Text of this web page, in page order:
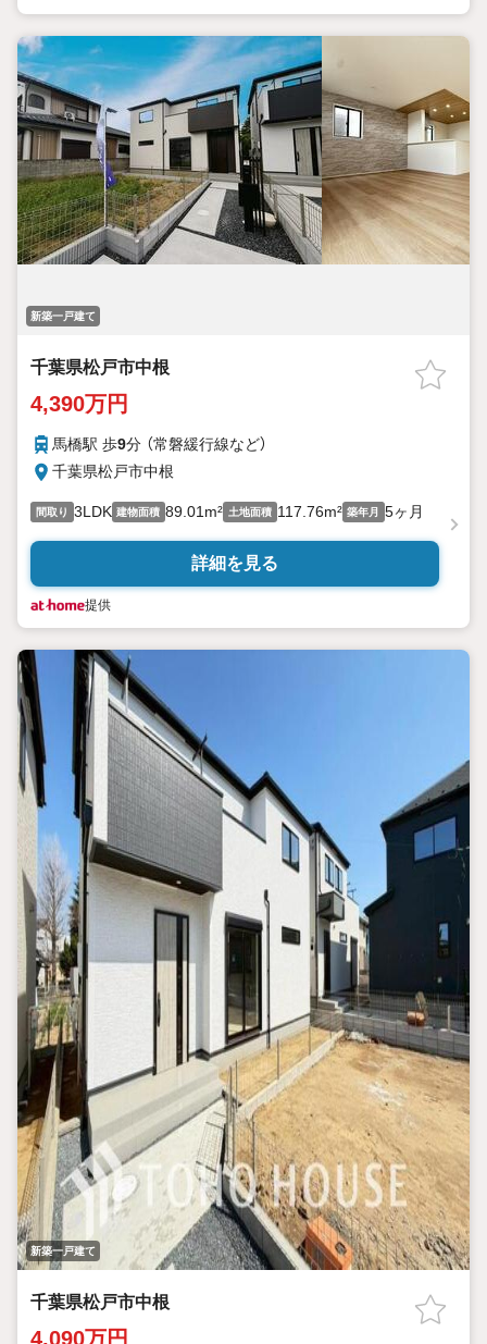
新築一戸建て
千葉県松戸市中根
4,390万円
馬橋駅 歩9分 （常磐緩行線など）
千葉県松戸市中根
間取り 3LDK 建物面積 89.01m² 土地面積 117.76m² 築年月 5ヶ月
詳細を見る
提供
新築一戸建て
千葉県松戸市中根
4,090万円